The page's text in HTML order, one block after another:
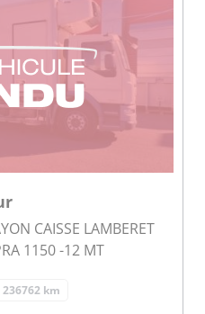
CAISSE LAMBERET
1150 -12 MT
236762 km